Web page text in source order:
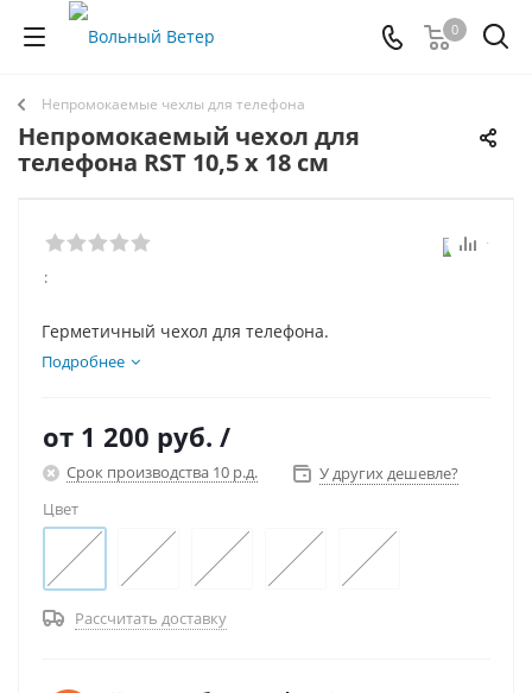
0
Непромокаемые чехлы для телефона
Непромокаемый чехол для
телефона RST 10,5 х 18 см
:
Герметичный чехол для телефона.
Подробнее
от 1 200 руб. /
Срок производства 10 р.д.
У других дешевле?
Цвет
Рассчитать доставку